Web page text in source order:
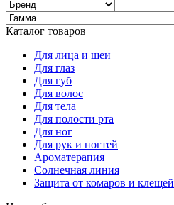
Каталог товаров
Для лица и шеи
Для глаз
Для губ
Для волос
Для тела
Для полости рта
Для ног
Для рук и ногтей
Ароматерапия
Солнечная линия
Защита от комаров и клещей